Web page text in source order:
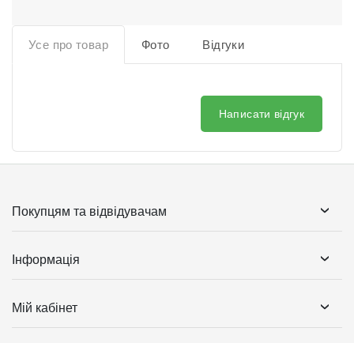
Усе про товар Фото Відгуки
Написати відгук
Покупцям та відвідувачам
Інформація
Мій кабінет